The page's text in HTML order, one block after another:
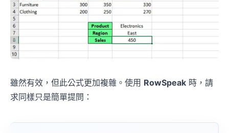
雖然有效，但此公式更加複雜。使用 RowSpeak 時，請
求同樣只是簡單提問：